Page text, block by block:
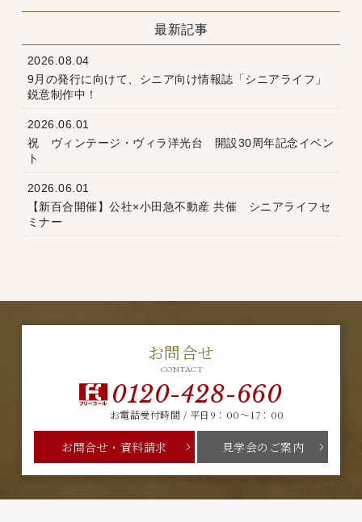
最新記事
2026.08.04
9月の発行に向けて、シニア向け情報誌「シニアライフ」
鋭意制作中！
2026.06.01
祝 ヴィンテージ・ヴィラ洋光台 開設30周年記念イベン
ト
2026.06.01
【新百合開催】公社×小田急不動産 共催 シニアライフセ
ミナー
お問合せ
CONTACT
0120-428-660
お電話受付時間 / 平日9：00～17：00
お問合せ・資料請求 見学会のご案内